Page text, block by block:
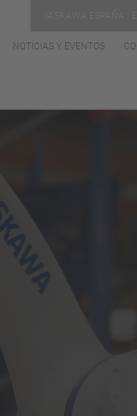
NOTICIAS Y EVENTOS